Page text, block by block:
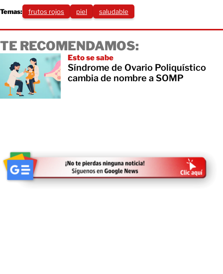
Temas: frutos rojos piel saludable
TE RECOMENDAMOS:
Esto se sabe
Síndrome de Ovario Poliquístico
cambia de nombre a SOMP